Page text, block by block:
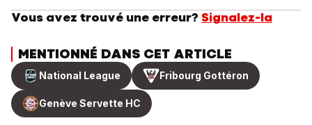
Vous avez trouvé une erreur? Signalez-la
MENTIONNÉ DANS CET ARTICLE
National League Fribourg Gottéron
Genève Servette HC